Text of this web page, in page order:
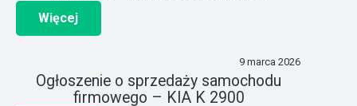
Więcej
9 marca 2026
Ogłoszenie o sprzedaży samochodu
firmowego – KIA K 2900